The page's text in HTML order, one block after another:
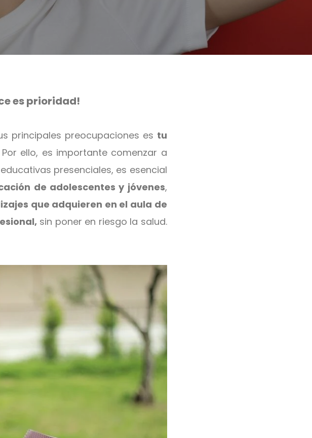
es prioridad!
principales preocupaciones es tu
Por ello, es importante comenzar a
presenciales, es esencial
de adolescentes y jóvenes,
que adquieren en el aula de
sin poner en riesgo la salud.